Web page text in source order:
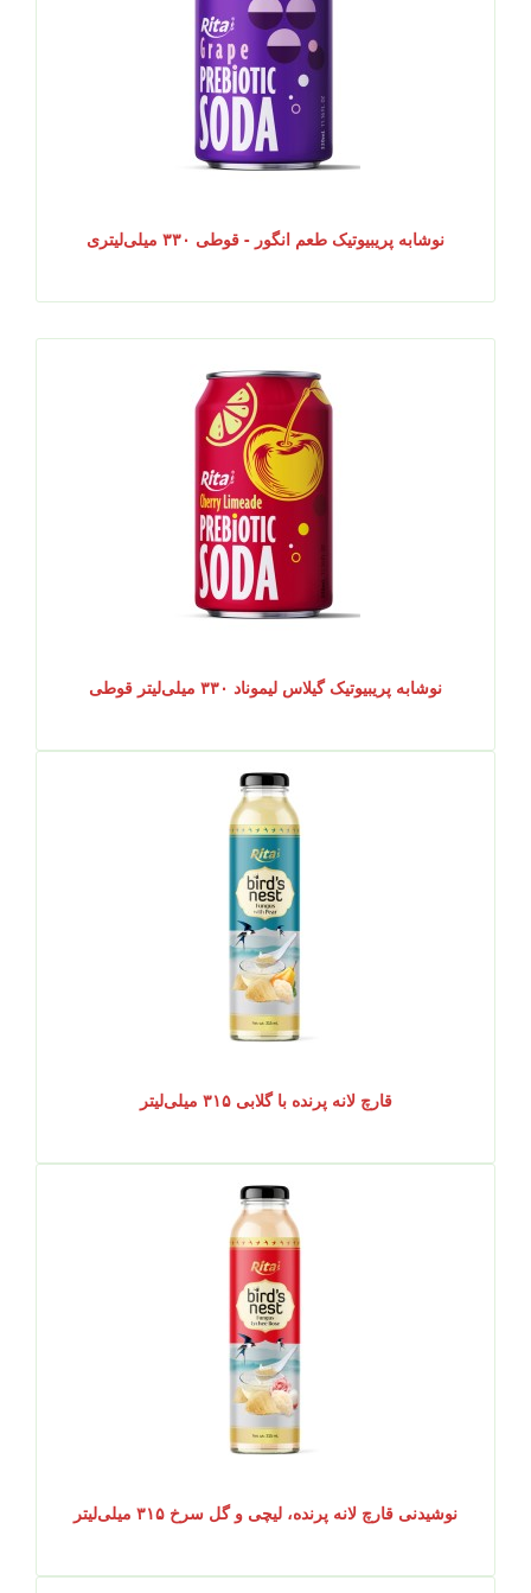
نوشابه پریبیوتیک طعم انگور - قوطی ۳۳۰ میلی‌لیتری
نوشابه پریبیوتیک گیلاس لیموناد ۳۳۰ میلی‌لیتر قوطی
قارچ لانه پرنده با گلابی ۳۱۵ میلی‌لیتر
نوشیدنی قارچ لانه پرنده، لیچی و گل سرخ ۳۱۵ میلی‌لیتر